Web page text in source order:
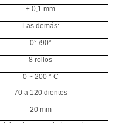
± 0,1 mm
Las demás:
0° /90°
8 rollos
0 ~ 200 ° C
70 a 120 dientes
20 mm